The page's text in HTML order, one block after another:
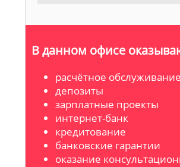
В данном офисе
расчётное обслуживание
депозиты
зарплатные проекты
интернет-банк
кредитование
банковские гарантии
оказание